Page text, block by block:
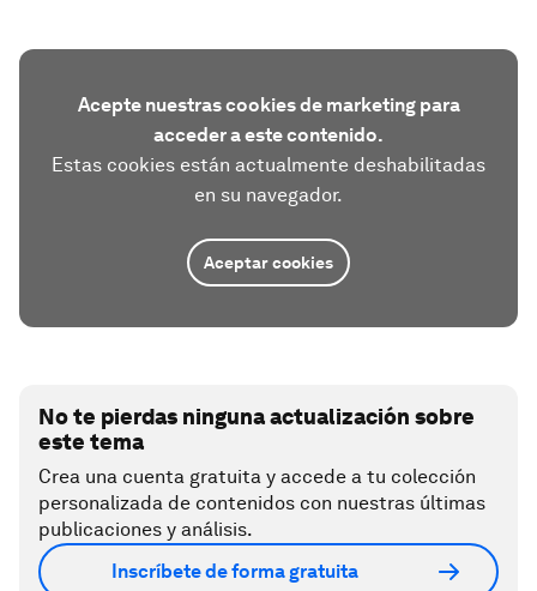
Acepte nuestras cookies de marketing para
acceder a este contenido.
Estas cookies están actualmente deshabilitadas
en su navegador.
Aceptar cookies
No te pierdas ninguna actualización sobre
este tema
Crea una cuenta gratuita y accede a tu colección
personalizada de contenidos con nuestras últimas
publicaciones y análisis.
Inscríbete de forma gratuita